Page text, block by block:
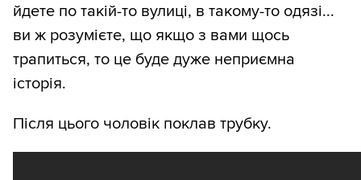
йдете по такій-то вулиці, в такому-то одязі...
ви ж розумієте, що якщо з вами щось
трапиться, то це буде дуже неприємна
історія.
Після цього чоловік поклав трубку.